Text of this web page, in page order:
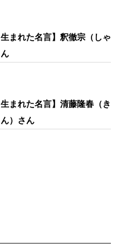
生まれた名言】釈徹宗（しゃ
まれた名言】清藤隆春（き
）さん